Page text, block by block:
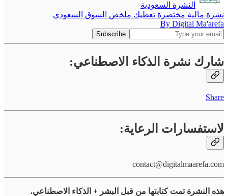
النشرة السعودية
نشرة مالية مختصرة تعطيك ملخص السوق السعودي
By Digital Ma'arefa
شارك نشرة الذكاء الاصطناعي:
Share
لاستفسارات الرعاية:
contact@digitalmaarefa.com
هذه النشرة تمت كتابتها من قبل البشر + الذكاء الاصطناعي.